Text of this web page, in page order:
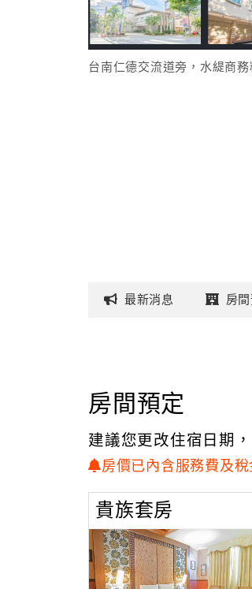
台南仁德交流道旁，水緹商
最新消息 房間
房間預定
建議您更改住宿日期
房價已內含服務費及稅
貴族套房